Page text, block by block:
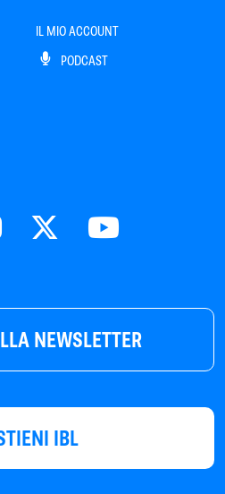
NEWSLETTER
IBL
IL MIO ACCOUNT
PODCAST